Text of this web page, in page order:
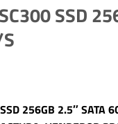
SSD
256GB 2.5″ SATA